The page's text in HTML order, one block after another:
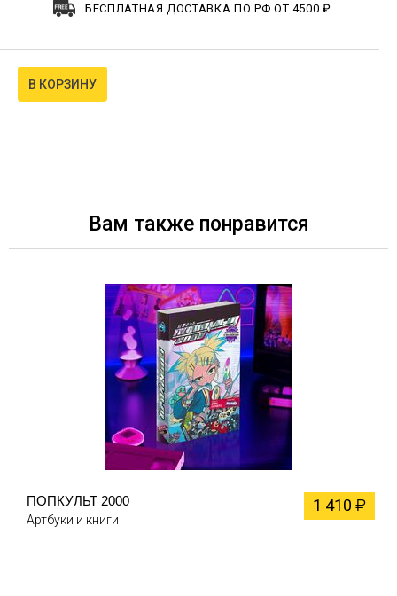
БЕСПЛАТНАЯ ДОСТАВКА ПО РФ ОТ 4500 ₽
В КОРЗИНУ
Вам также понравится
ПОПКУЛЬТ 2000 1 410 ₽
Артбуки и книги